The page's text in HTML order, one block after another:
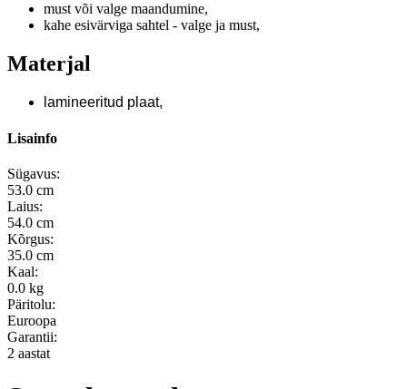
must või valge maandumine,
kahe esivärviga sahtel - valge ja must,
Materjal
lamineeritud plaat,
Lisainfo
Sügavus:
53.0 cm
Laius:
54.0 cm
Kõrgus:
35.0 cm
Kaal:
0.0 kg
Päritolu:
Euroopa
Garantii:
2 aastat